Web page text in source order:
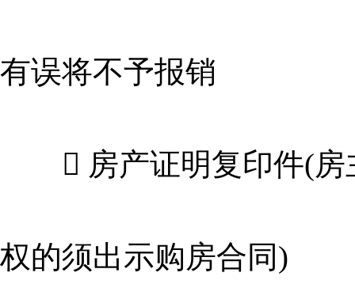
有误将不予报销
 房产证明复印件(房
权的须出示购房合同)